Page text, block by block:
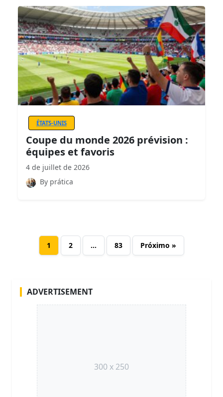
ÉTATS-UNIS
Coupe du monde 2026 prévision :
équipes et favoris
4 de juillet de 2026
By prática
1 2 … 83 Próximo »
ADVERTISEMENT
300 x 250